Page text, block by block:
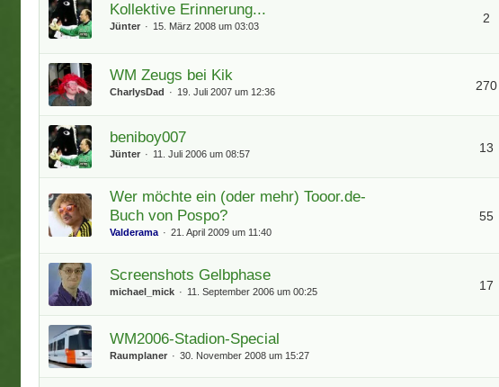
Kollektive Erinnerung...
Jünter 15. März 2008 um 03:03
2
WM Zeugs bei Kik
CharlysDad 19. Juli 2007 um 12:36 270
beniboy007
Jünter 11. Juli 2006 um 08:57 13
Wer möchte ein (oder mehr) Tooor.de-
Buch von Pospo?
Valderama 21. April 2009 um 11:40
55
Screenshots Gelbphase
michael_mick 11. September 2006 um 00:25 17
WM2006-Stadion-Special
Raumplaner 30. November 2008 um 15:27